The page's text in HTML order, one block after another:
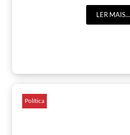
LER MAIS...
Política